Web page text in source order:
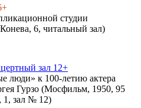
студии
6, читальный зал)
зал 12+
люди» к 100-летию актера
Гурзо (Мосфильм, 1950, 95
1, зал № 12)